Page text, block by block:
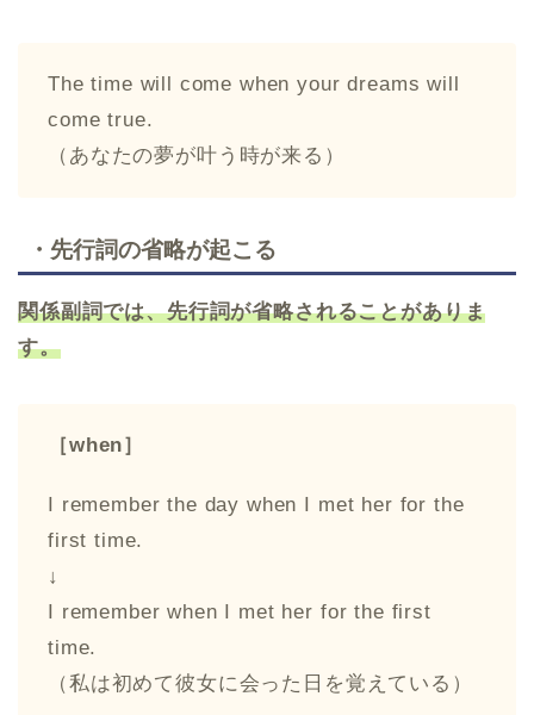
The time will come when your dreams will
come true.
（あなたの夢が叶う時が来る）
・先行詞の省略が起こる
関係副詞では、先行詞が省略されることがありま
す。
［when］
I remember the day when I met her for the
first time.
↓
I remember when I met her for the first
time.
（私は初めて彼女に会った日を覚えている）